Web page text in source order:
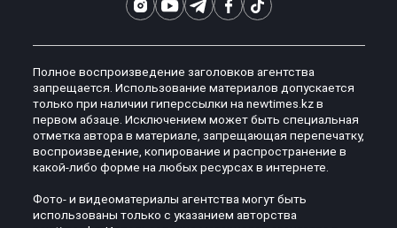
Полное воспроизведение заголовков агентства
запрещается. Использование материалов допускается
только при наличии гиперссылки на newtimes.kz в
первом абзаце. Исключением может быть специальная
отметка автора в материале, запрещающая перепечатку,
воспроизведение, копирование и распространение в
какой-либо форме на любых ресурсах в интернете.
Фото- и видеоматериалы агентства могут быть
использованы только с указанием авторства